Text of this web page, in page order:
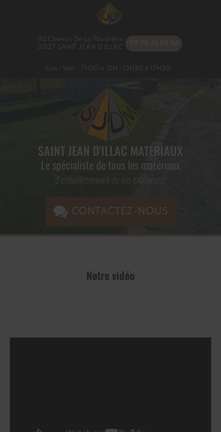
SAINT JEAN D'ILLAC MATÉRIAUX
Le spécialiste de tous les matériaux
d’embellissement de vos extérieurs!
110 Chemin De La Poudrière
33127 SAINT JEAN D'ILLAC
Lun - Ven 7H30 à 12H / 13H30 à 17H30
CONTACTEZ-NOUS
Notre vidéo